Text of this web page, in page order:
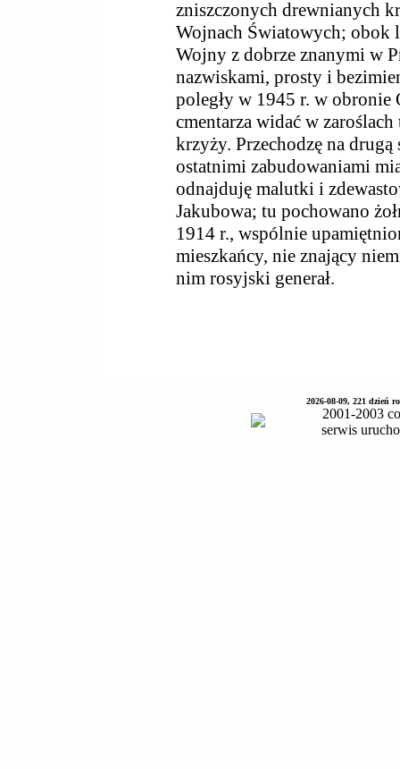
zniszczonych drewnianych
Wojnach Światowych;
Wojny z dobrze znanymi w
nazwiskami, prosty i
poległy w 1945 r. w obronie
cmentarza widać w
krzyży. Przechodzę na
ostatnimi zabudowaniami
odnajduję malutki i
Jakubowa; tu pochowano
1914 r., wspólnie
mieszkańcy, nie znający
nim rosyjski generał.
2026-08-09, 221 dzień
2001-2003
serwis